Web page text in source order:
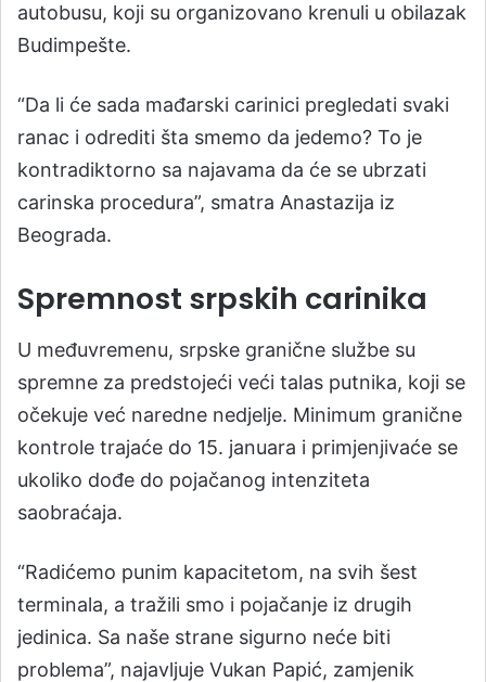
autobusu, koji su organizovano krenuli u obilazak
Budimpešte.
“Da li će sada mađarski carinici pregledati svaki
ranac i odrediti šta smemo da jedemo? To je
kontradiktorno sa najavama da će se ubrzati
carinska procedura”, smatra Anastazija iz
Beograda.
Spremnost srpskih carinika
U međuvremenu, srpske granične službe su
spremne za predstojeći veći talas putnika, koji se
očekuje već naredne nedjelje. Minimum granične
kontrole trajaće do 15. januara i primjenjivaće se
ukoliko dođe do pojačanog intenziteta
saobraćaja.
“Radićemo punim kapacitetom, na svih šest
terminala, a tražili smo i pojačanje iz drugih
jedinica. Sa naše strane sigurno neće biti
problema”, najavljuje Vukan Papić, zamjenik